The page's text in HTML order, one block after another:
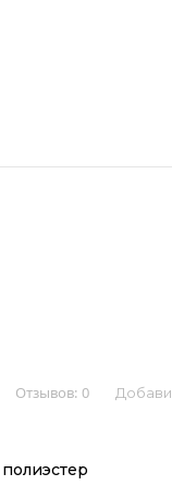
Отзывов: 0